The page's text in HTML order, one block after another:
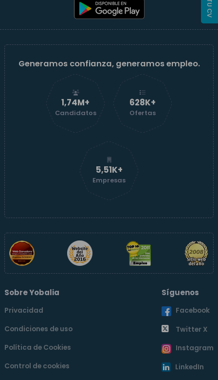
Generamos confianza, generamos empleo.
1,74M+
Candidatos
629K+
Ofertas
5,51K+
Empresas
Sobre Yobalia
Privacidad
Condiciones de uso
Política de Cookies
Control de cookies
Síguenos
Facebook
Twitter X
Instagram
LinkedIn